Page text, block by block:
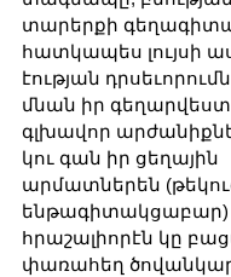
տարերքի
հատկապես լույսի
էության
մնան իր
գլխավոր
կու գան իր ցեղային
արմատներեն
ենթագիտակցաբար)
հրաշալիորէն կը
փառահեղ